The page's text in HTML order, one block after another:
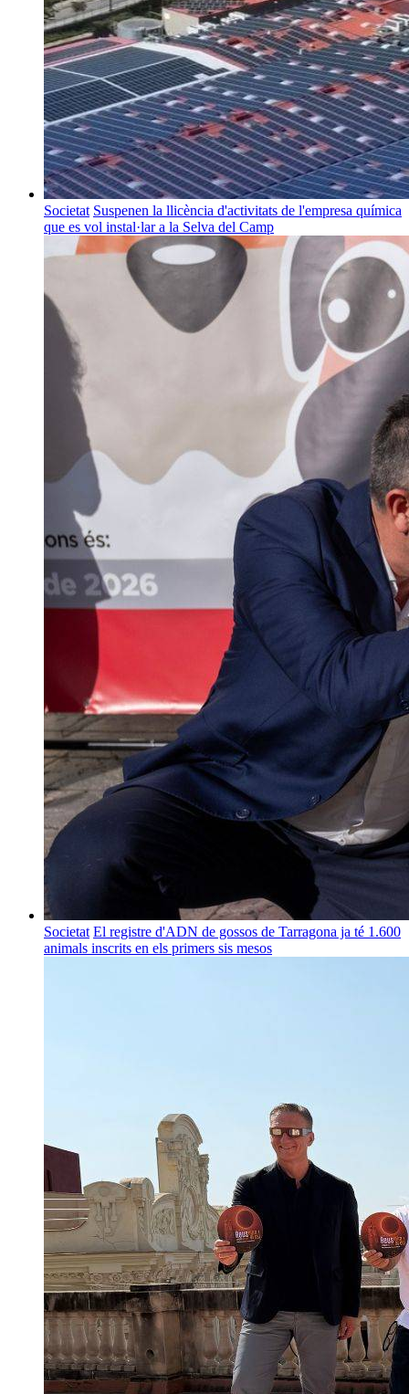
Societat Suspenen la llicència d'activitats de l'empresa química
que es vol instal·lar a la Selva del Camp
Societat El registre d'ADN de gossos de Tarragona ja té 1.600
animals inscrits en els primers sis mesos